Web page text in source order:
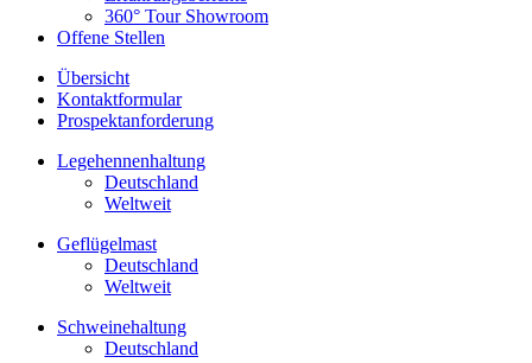
360° Tour Showroom
Offene Stellen
Übersicht
Kontaktformular
Prospektanforderung
Legehennenhaltung
Deutschland
Weltweit
Geflügelmast
Deutschland
Weltweit
Schweinehaltung
Deutschland